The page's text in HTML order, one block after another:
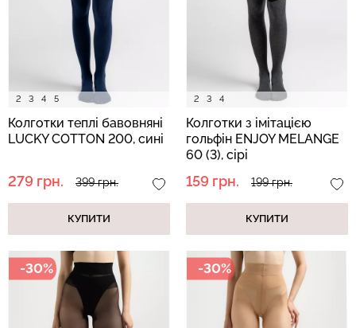
2 3 4 5
Колготки теплі бавовняні
LUCKY COTTON 200, сині
279 грн. 399 грн.
КУПИТИ
2 3 4
Колготки з імітацією
гольфін ENJOY MELANGE
60 (3), сірі
159 грн. 199 грн.
КУПИТИ
-30% -30%
Безшовні легінси з
мікрофібри LEGGINGS 02
(чорний) Giulia
789 грн.
Велосипедки з високою
талією TRACKS 01
(чорний) Giulia
384 грн.549 грн.